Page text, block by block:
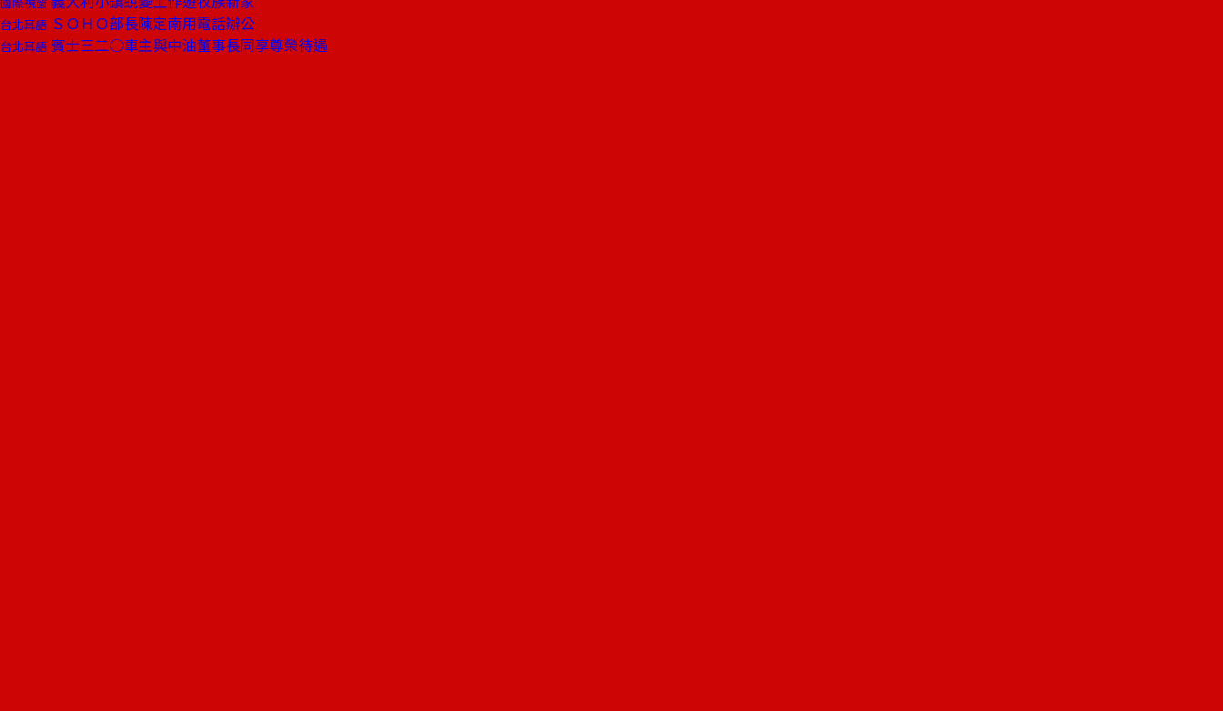
台北耳語 ＳＯＨＯ部長陳定南用電話辦公
台北耳語 賓士三二○車主與中油董事長同享尊榮待遇